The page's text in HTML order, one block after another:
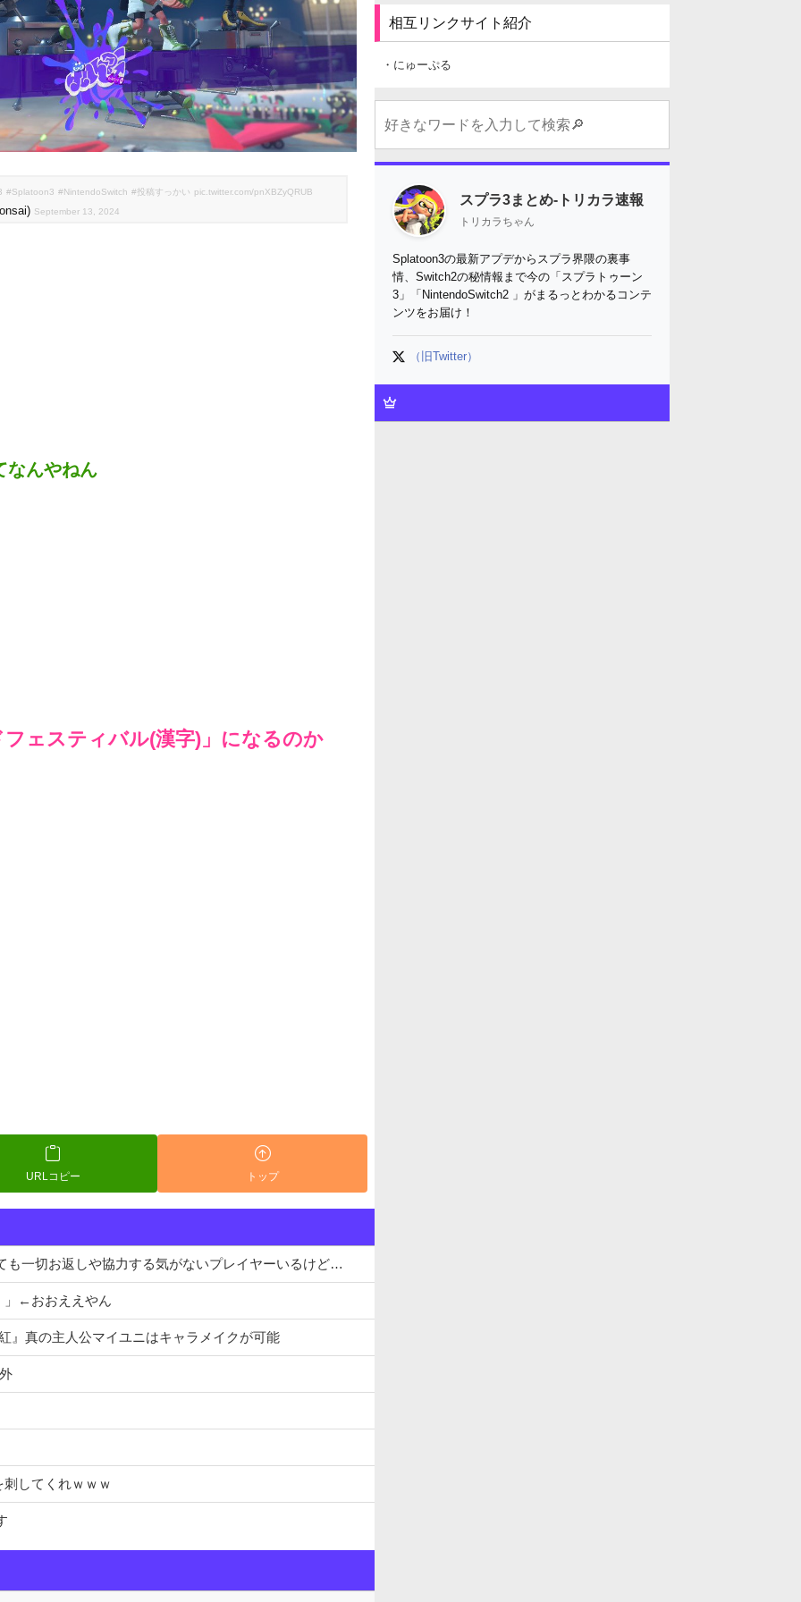
#Splatoon3 #NintendoSwitch #投稿すっかい pic.twitter.com/pnXBZyQRUB
September 13, 2024
なんやねん
ェスティバル(漢字)」になるのか
URLコピー トップ
も一切お返しや協力する気がないプレイヤーいるけど…
」←おおええやん
』真の主人公マイユニはキャラメイクが可能
してくれｗｗｗ
ｗｗｗｗｗｗｗｗｗｗｗｗｗｗｗｗｗｗｗｗ
相互リンクサイト紹介
・にゅーぷる
スプラ3まとめ-トリカラ速報
トリカラちゃん
Splatoon3の最新アプデからスプラ界隈の裏事
情、Switch2の秘情報まで今の「スプラトゥーン
3」「NintendoSwitch2 」がまるっとわかるコンテ
ンツをお届け！
（旧Twitter）